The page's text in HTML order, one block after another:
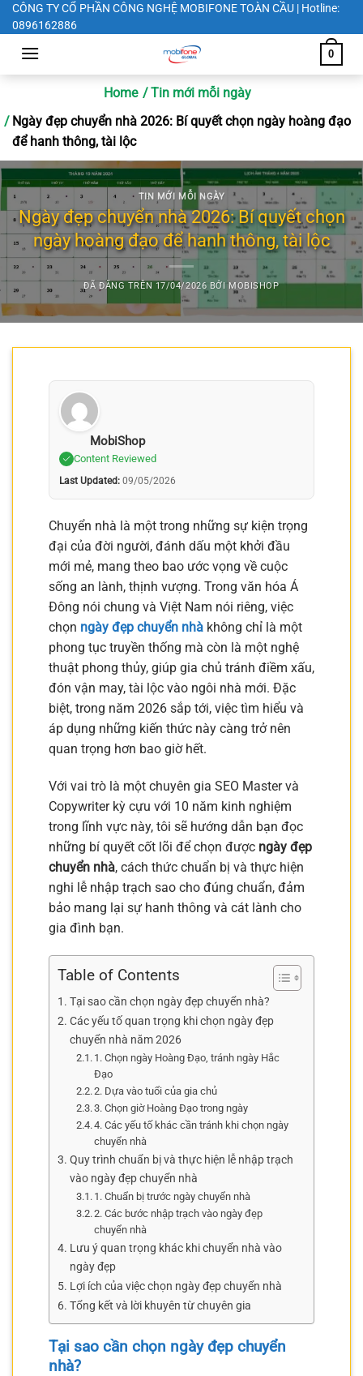
Chuyển
đến
CÔNG TY CỔ PHẦN CÔNG NGHỆ MOBIFONE TOÀN CẦU | Hotline:
0896162886
0
Home
Tin mới mỗi ngày
Ngày đẹp chuyển nhà 2026: Bí quyết chọn ngày hoàng đạo
để hanh thông, tài lộc
TIN MỚI MỖI NGÀY
Ngày đẹp chuyển nhà 2026: Bí quyết chọn
ngày hoàng đạo để hanh thông, tài lộc
ĐÃ ĐĂNG TRÊN 17/04/2026 BỞI MOBISHOP
MobiShop
Content Reviewed
Last Updated: 09/05/2026
Chuyển nhà là một trong những sự kiện trọng
đại của đời người, đánh dấu một khởi đầu
mới mẻ, mang theo bao ước vọng về cuộc
sống an lành, thịnh vượng. Trong văn hóa Á
Đông nói chung và Việt Nam nói riêng, việc
chọn ngày đẹp chuyển nhà không chỉ là một
phong tục truyền thống mà còn là một nghệ
thuật phong thủy, giúp gia chủ tránh điềm xấu,
đón vận may, tài lộc vào ngôi nhà mới. Đặc
biệt, trong năm 2026 sắp tới, việc tìm hiểu và
áp dụng những kiến thức này càng trở nên
quan trọng hơn bao giờ hết.
Với vai trò là một chuyên gia SEO Master và
Copywriter kỳ cựu với 10 năm kinh nghiệm
trong lĩnh vực này, tôi sẽ hướng dẫn bạn đọc
những bí quyết cốt lõi để chọn được ngày đẹp
chuyển nhà, cách thức chuẩn bị và thực hiện
nghi lễ nhập trạch sao cho đúng chuẩn, đảm
bảo mang lại sự hanh thông và cát lành cho
gia đình bạn.
Table of Contents
Tại sao cần chọn ngày đẹp chuyển nhà?
Các yếu tố quan trọng khi chọn ngày đẹp
chuyển nhà năm 2026
1. Chọn ngày Hoàng Đạo, tránh ngày Hắc
Đạo
2. Dựa vào tuổi của gia chủ
3. Chọn giờ Hoàng Đạo trong ngày
4. Các yếu tố khác cần tránh khi chọn ngày
chuyển nhà
Quy trình chuẩn bị và thực hiện lễ nhập trạch
vào ngày đẹp chuyển nhà
1. Chuẩn bị trước ngày chuyển nhà
2. Các bước nhập trạch vào ngày đẹp
chuyển nhà
Lưu ý quan trọng khác khi chuyển nhà vào
ngày đẹp
Lợi ích của việc chọn ngày đẹp chuyển nhà
Tổng kết và lời khuyên từ chuyên gia
Tại sao cần chọn ngày đẹp chuyển
nhà?